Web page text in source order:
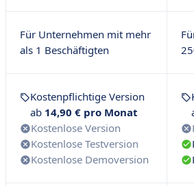
Für Unternehmen mit mehr
als 1 Beschäftigten
Kostenpflichtige Version
ab 14,90 € pro Monat
Kostenlose Version
Kostenlose Testversion
Kostenlose Demoversion